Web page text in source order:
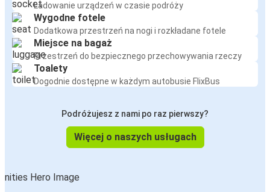
Ładowanie urządzeń w czasie podróży
Wygodne fotele
Dodatkowa przestrzeń na nogi i rozkładane fotele
Miejsce na bagaż
Przestrzeń do bezpiecznego przechowywania rzeczy
Toalety
Dogodnie dostępne w każdym autobusie FlixBus
Podróżujesz z nami po raz pierwszy?
Więcej o naszych usługach